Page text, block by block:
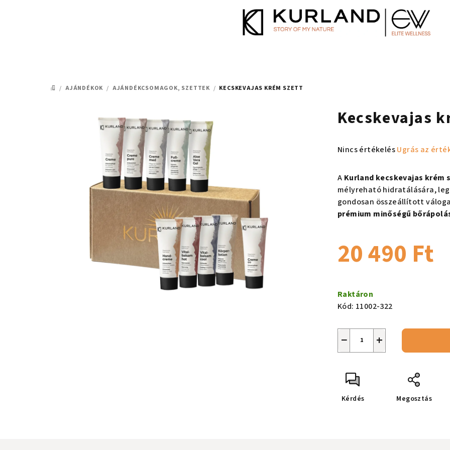
KEZDŐLAP
/ AJÁNDÉKOK / AJÁNDÉKCSOMAGOK, SZETTEK / KECSKEVAJAS KRÉM SZETT
Kecskevajas
A
átlagos
értékelése
ből
0,0
Nincs értékelésUgrás az
A Kurland kecskevajas krém
mélyreható hidratálására,
gondosan összeállított
prémium minőségű
20 490 Ft
Raktáron
Kód: 11002-322
+
−
Kérdés Megosztás